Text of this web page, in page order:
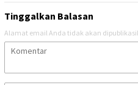
Tinggalkan Balasan
Alamat email Anda tidak akan